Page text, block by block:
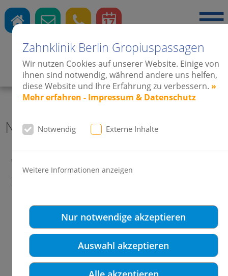
Zahnklinik Berlin Gropiuspassagen
Wir nutzen Cookies auf unserer Website. Einige von
ihnen sind notwendig, während andere uns helfen,
diese Website und Ihre Erfahrung zu verbessern. »
Mehr erfahren - Impressum & Datenschutz
Notwendig Externe Inhalte
Weitere Informationen anzeigen
Nur notwendige akzeptieren
Auswahl akzeptieren
Zahnärzte ·Kieferorthopädie ·Implantate
News 2011 Zahnklinik Berlin
"Sommertreff" mit Dr. Norbert
Röttgen · Bundesumweltminister